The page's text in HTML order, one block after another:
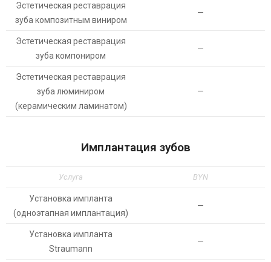
Эстетическая реставрация
зуба композитным виниром
—
Эстетическая реставрация
зуба компониром
—
Эстетическая реставрация
зуба люминиром
(керамическим ламинатом)
—
Имплантация зубов
Услуга BYN
Установка импланта
(одноэтапная имплантация)
—
Установка импланта
Straumann
—